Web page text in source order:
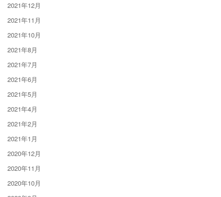
2021年12月
2021年11月
2021年10月
2021年8月
2021年7月
2021年6月
2021年5月
2021年4月
2021年2月
2021年1月
2020年12月
2020年11月
2020年10月